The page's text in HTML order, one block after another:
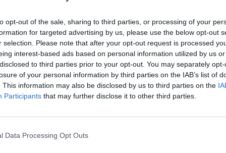
opt-out of the sale, sharing to third parties, or processing of your
for targeted advertising by us, please use the below opt-out
selection. Please note that after your opt-out request is processed
interest-based ads based on personal information utilized by us
to third parties prior to your opt-out. You may separately
of your personal information by third parties on the IAB’s list of
This information may also be disclosed by us to third parties on the
Participants that may further disclose it to other third parties.
Data Processing Opt Outs
κατάταξη του Απριλίου ανά έτος, με βάση τη μέση
Στη Βόρεια Ελλάδα και στη Στερεά Ελλάδα,
ως ο 9ος θερμότερος από το 2010. Στη Δυτική Ελλάδα –
ως ο 8ος θερμότερος και στην Πελοπόννησο ως
και στα Νησιά Αιγαίου – Δωδεκάνησα καταγράφηκε ως